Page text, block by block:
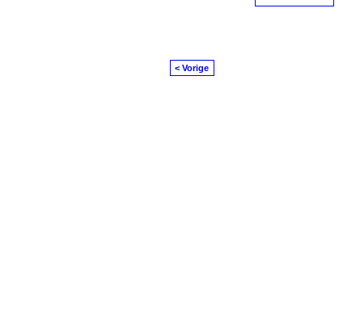
< Vorige